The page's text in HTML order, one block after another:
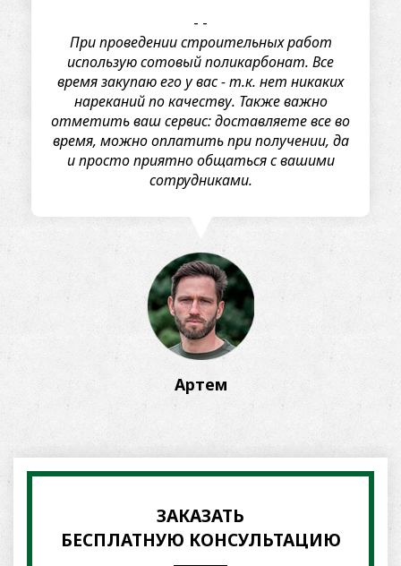
- -
При проведении строительных работ
использую сотовый поликарбонат. Все
время закупаю его у вас - т.к. нет никаких
нареканий по качеству. Также важно
отметить ваш сервис: доставляете все во
время, можно оплатить при получении, да
и просто приятно общаться с вашими
сотрудниками.
Артем
ЗАКАЗАТЬ
БЕСПЛАТНУЮ КОНСУЛЬТАЦИЮ